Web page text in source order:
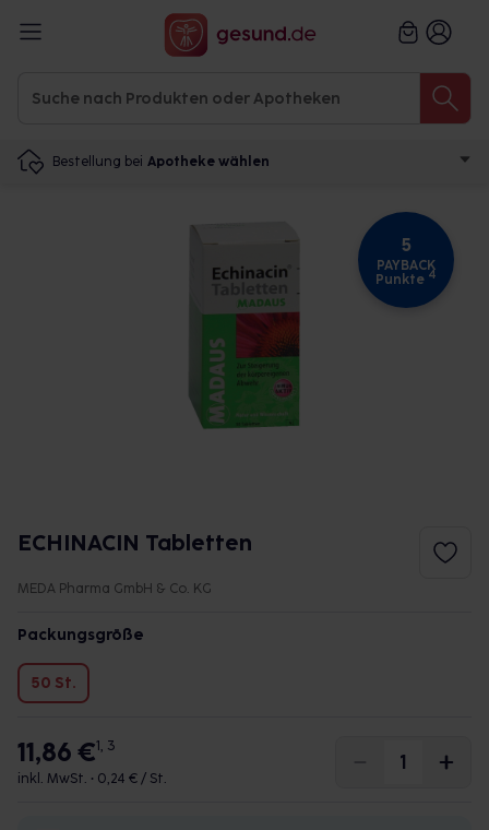
Bestellung bei Apotheke wählen
5
PAYBACK
Punkte 4
ECHINACIN Tabletten
MEDA Pharma GmbH & Co. KG
Packungsgröße
50 St.
11,86 €1, 3
inkl. MwSt. • 0,24 € / St.